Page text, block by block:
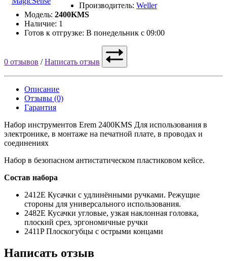
Производитель: Weller
Модель: 2400KMS
Наличие: 1
Готов к отгрузке: В понедельник с 09:00
0 отзывов /Написать отзыв
Описание
Отзывы (0)
Гарантия
Набор инструментов Erem 2400KMS Для использования в
электронике, в монтаже на печатной плате, в проводах и
соединениях
Набор в безопасном антистатическом пластиковом кейсе.
Состав набора
2412E Кусачки с удлинёнными ручками. Режущие
стороны для универсального использования.
2482E Кусачки угловые, узкая наклонная головка,
плоский срез, эргономичные ручки
2411P Плоскогубцы с острыми концами
Написать отзыв